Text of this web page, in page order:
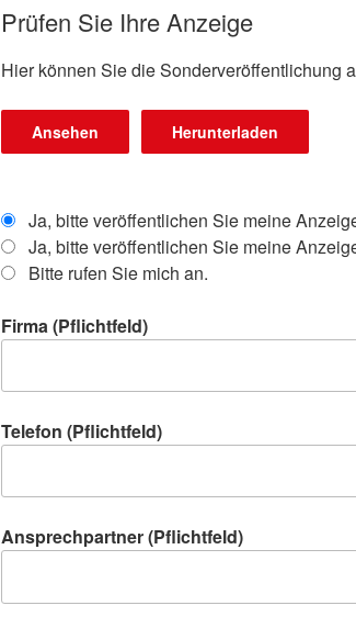
Prüfen Sie Ihre Anzeige
Hier können Sie die Sonderveröffentlichung
Ansehen Herunterladen
Ja, bitte veröffentlichen Sie meine
Ja, bitte veröffentlichen Sie meine
Bitte rufen Sie mich an.
Firma (Pflichtfeld)
Telefon (Pflichtfeld)
Ansprechpartner (Pflichtfeld)